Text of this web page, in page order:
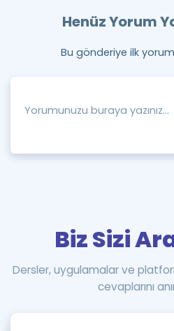
Henüz Yorum
Bu gönderiye ilk
Biz Sizi
Dersler, uygulamalar ve
cevaplarını